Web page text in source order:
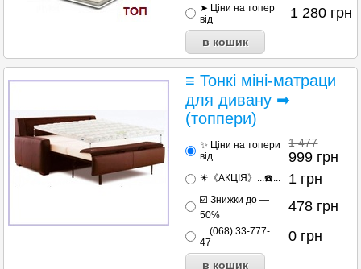
➤ Ціни на топер
від
1 280 грн
≡ Тонкі міні-матраци
для дивану ➡
(топпери)
✨ Ціни на топери
від
1 477
999 грн
✴️《АКЦІЯ》...☎️... 1 грн
☑️ Знижки до —
50%
478 грн
... (068) 33-777-
47
0 грн